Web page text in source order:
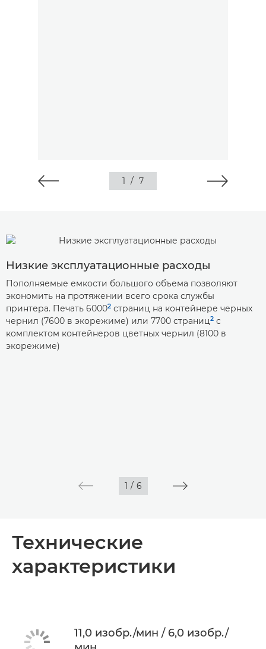
1 / 7
Низкие эксплуатационные расходы
Пополняемые емкости большого объема позволяют
экономить на протяжении всего срока службы
принтера. Печать 60002 страниц на контейнере черных
чернил (7600 в экорежиме) или 7700 страниц2 с
комплектом контейнеров цветных чернил (8100 в
экорежиме)
1 / 6
Технические
характеристики
11,0 изобр./мин / 6,0 изобр./